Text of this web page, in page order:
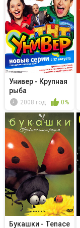
Универ - Крупная
рыба
2008 год 0%
Букашки - Tenace